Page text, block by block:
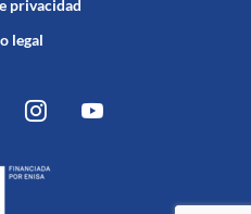
privacidad
legal